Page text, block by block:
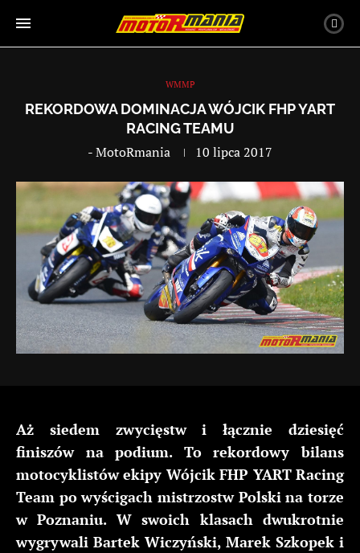
WMMP
REKORDOWA DOMINACJA WÓJCIK FHP YART
RACING TEAMU
-MotoRmania 10 lipca 2017
Aż siedem zwycięstw i łącznie dziesięć
finiszów na podium. To rekordowy bilans
motocyklistów ekipy Wójcik FHP YART Racing
Team po wyścigach mistrzostw Polski na torze
w Poznaniu. W swoich klasach dwukrotnie
wygrywali Bartek Wiczyński, Marek Szkopek i